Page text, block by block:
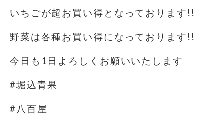
いちごが超お買い得となっております!!
野菜は各種お買い得になっております!!
今日も1日よろしくお願いいたします
#堀込青果
#八百屋